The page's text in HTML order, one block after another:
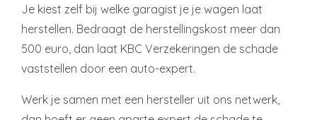
Je kiest zelf bij welke garagist je je wagen laat
herstellen. Bedraagt de herstellingskost meer dan
500 euro, dan laat KBC Verzekeringen de schade
vaststellen door een auto-expert.
Werk je samen met een hersteller uit ons netwerk,